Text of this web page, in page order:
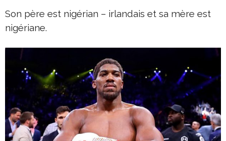
Son père est nigérian – irlandais et sa mère est
nigériane.